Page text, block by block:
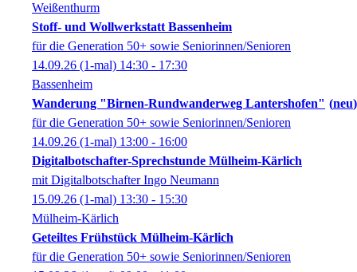
Weißenthurm
Stoff- und Wollwerkstatt Bassenheim
für die Generation 50+ sowie Seniorinnen/Senioren
14.09.26 (1-mal) 14:30 - 17:30
Bassenheim
Wanderung "Birnen-Rundwanderweg Lantershofen"
neu
für die Generation 50+ sowie Seniorinnen/Senioren
14.09.26 (1-mal) 13:00 - 16:00
Digitalbotschafter-Sprechstunde Mülheim-Kärlich
mit Digitalbotschafter Ingo Neumann
15.09.26 (1-mal) 13:30 - 15:30
Mülheim-Kärlich
Geteiltes Frühstück Mülheim-Kärlich
für die Generation 50+ sowie Seniorinnen/Senioren